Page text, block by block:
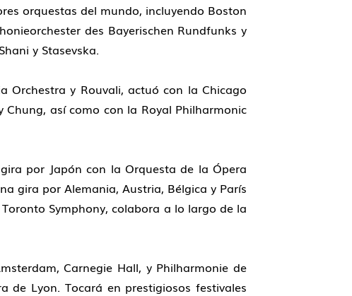
orquestas del mundo, incluyendo Boston
des Bayerischen Rundfunks y
y Stasevska.
Orchestra y Rouvali, actuó con la Chicago
Chung, así como con la Royal Philharmonic
por Japón con la Orquesta de la Ópera
gira por Alemania, Austria, Bélgica y París
Symphony, colabora a lo largo de la
Carnegie Hall, y Philharmonie de
Lyon. Tocará en prestigiosos festivales